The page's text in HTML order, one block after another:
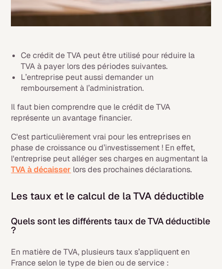
Ce crédit de TVA peut être utilisé pour réduire la
TVA à payer lors des périodes suivantes.
L’entreprise peut aussi demander un
remboursement à l’administration.
Il faut bien comprendre que le crédit de TVA
représente un avantage financier.
C'est particulièrement vrai pour les entreprises en
phase de croissance ou d’investissement ! En effet,
l'entreprise peut alléger ses charges en augmentant la
TVA à décaisser lors des prochaines déclarations.
Les taux et le calcul de la TVA déductible
Quels sont les différents taux de TVA déductible
?
En matière de TVA, plusieurs taux s’appliquent en
France selon le type de bien ou de service :